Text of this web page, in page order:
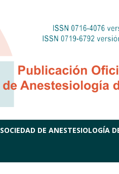
SOCIEDAD DE ANESTESIOLOGÍA